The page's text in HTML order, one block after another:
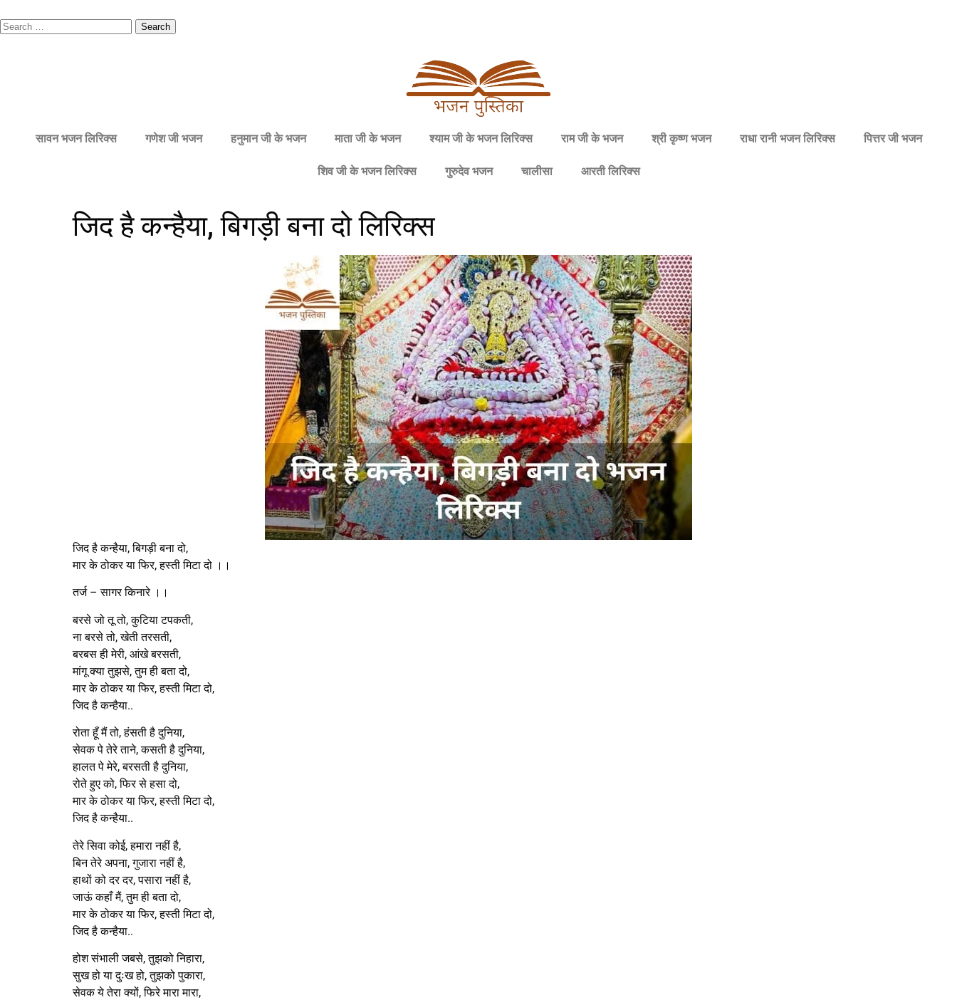
सावन भजन लिरिक्स गणेश जी भजन हनुमान जी के भजन माता जी के भजन श्याम जी के भजन लिरिक्स राम जी के भजन श्री कृष्ण भजन राधा रानी भजन लिरिक्स पित्तर जी भजन
शिव जी के भजन लिरिक्स गुरुदेव भजन चालीसा आरती लिरिक्स
जिद है कन्हैया, बिगड़ी बना दो लिरिक्स
जिद है कन्हैया, बिगड़ी बना दो,
मार के ठोकर या फिर, हस्ती मिटा दो ।।
तर्ज – सागर किनारे ।।
बरसे जो तू तो, कुटिया टपकती,
ना बरसे तो, खेती तरसती,
बरबस ही मेरी, आंखे बरसती,
मांगू क्या तुझसे, तुम ही बता दो,
मार के ठोकर या फिर, हस्ती मिटा दो,
जिद है कन्हैया..
रोता हूँ मैं तो, हंसती है दुनिया,
सेवक पे तेरे ताने, कसती है दुनिया,
हालत पे मेरे, बरसती है दुनिया,
रोते हुए को, फिर से हसा दो,
मार के ठोकर या फिर, हस्ती मिटा दो,
जिद है कन्हैया..
तेरे सिवा कोई, हमारा नहीं है,
बिन तेरे अपना, गुजारा नहीं है,
हाथों को दर दर, पसारा नहीं है,
जाऊं कहाँ मैं, तुम ही बता दो,
मार के ठोकर या फिर, हस्ती मिटा दो,
जिद है कन्हैया..
होश संभाली जबसे, तुझको निहारा,
सुख हो या दुःख हो, तुझको पुकारा,
सेवक ये तेरा क्यों, फिरे मारा मारा,